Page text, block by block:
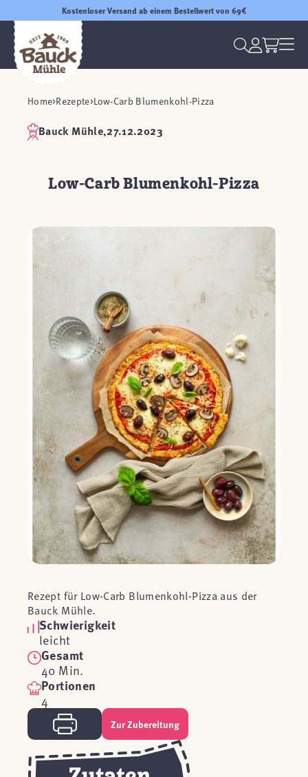
Kostenloser Versand ab einem Bestellwert von 69€
Home Rezepte Low-Carb Blumenkohl-Pizza
Bauck Mühle,27.12.2023
Low-Carb Blumenkohl-Pizza
Rezept für Low-Carb Blumenkohl-Pizza aus der
Bauck Mühle.
Schwierigkeit
leicht
Gesamt
40 Min.
Portionen
4
Zur Zubereitung